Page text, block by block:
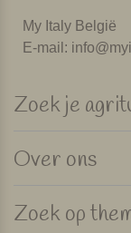
My Italy België
E-mail:
Zoek je
Over ons
Zoek op